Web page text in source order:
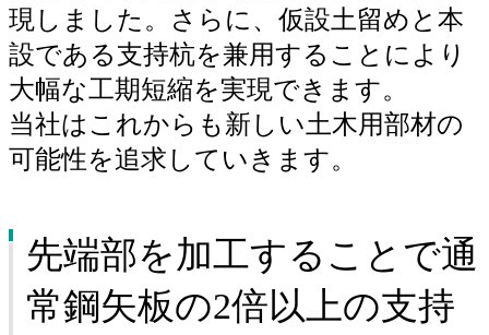
現しました。さらに、仮設土留めと本
設である支持杭を兼用することにより
大幅な工期短縮を実現できます。
当社はこれからも新しい土木用部材の
可能性を追求していきます。
先端部を加工することで通
常鋼矢板の2倍以上の支持